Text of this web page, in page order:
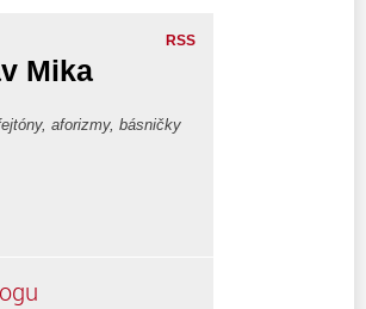
RSS
Mika
aforizmy, básničky